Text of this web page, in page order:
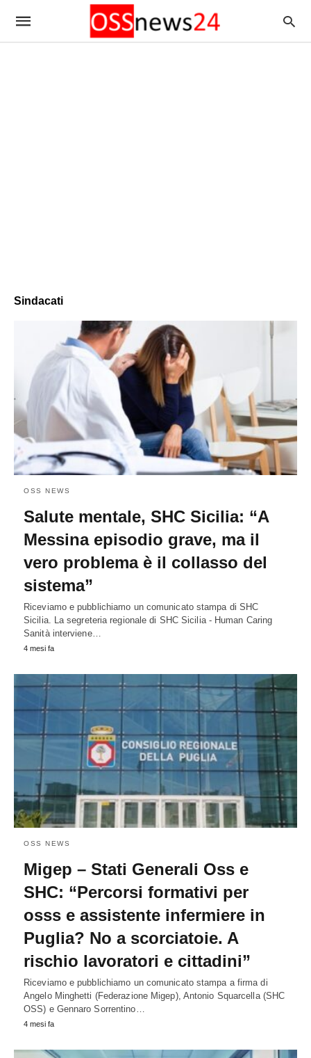
Sindacati
OSS NEWS
Salute mentale, SHC Sicilia: “A
Messina episodio grave, ma il
vero problema è il collasso del
sistema”
Riceviamo e pubblichiamo un comunicato stampa di SHC
Sicilia. La segreteria regionale di SHC Sicilia - Human Caring
Sanità interviene…
4 mesi fa
OSS NEWS
Migep – Stati Generali Oss e
SHC: “Percorsi formativi per
osss e assistente infermiere in
Puglia? No a scorciatoie. A
rischio lavoratori e cittadini”
Riceviamo e pubblichiamo un comunicato stampa a firma di
Angelo Minghetti (Federazione Migep), Antonio Squarcella (SHC
OSS) e Gennaro Sorrentino…
4 mesi fa